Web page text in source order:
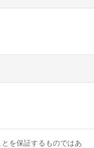
を保証するものではあ